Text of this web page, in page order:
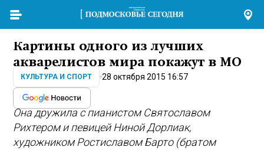
Картины одного из лучших
акварелистов мира покажут в МО
КУЛЬТУРА И СПОРТ 28 октября 2015 16:57
Она дружила с пианистом Святославом
Рихтером и певицей Ниной Дорлиак,
художником Ростиславом Барто (братом